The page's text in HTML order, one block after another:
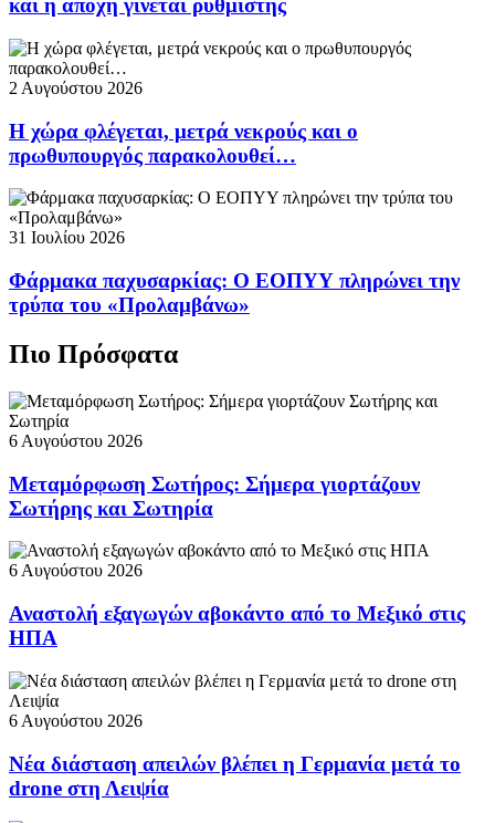
και η αποχή γίνεται ρυθμιστής
2 Αυγούστου 2026
Η χώρα φλέγεται, μετρά νεκρούς και ο
πρωθυπουργός παρακολουθεί…
31 Ιουλίου 2026
Φάρμακα παχυσαρκίας: Ο ΕΟΠΥΥ πληρώνει την
τρύπα του «Προλαμβάνω»
Πιο Πρόσφατα
6 Αυγούστου 2026
Μεταμόρφωση Σωτήρος: Σήμερα γιορτάζουν
Σωτήρης και Σωτηρία
6 Αυγούστου 2026
Αναστολή εξαγωγών αβοκάντο από το Μεξικό στις
ΗΠΑ
6 Αυγούστου 2026
Νέα διάσταση απειλών βλέπει η Γερμανία μετά το
drone στη Λειψία